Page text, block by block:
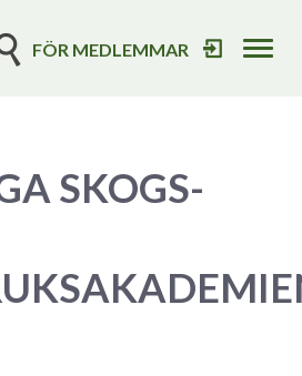
FÖR MEDLEMMAR
SKOGS-